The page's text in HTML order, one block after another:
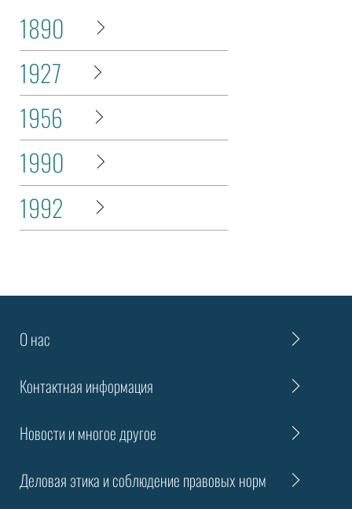
1890
1927
1956
1990
1992
О нас
Контактная информация
Новости и многое другое
Деловая этика и соблюдение правовых норм